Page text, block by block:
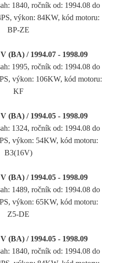
1840, ročník od: 1994.08 do
výkon: 84KW, kód motoru:
BP-ZE
(BA) / 1994.07 - 1998.09
1995, ročník od: 1994.08 do
výkon: 106KW, kód motoru:
KF
(BA) / 1994.05 - 1998.09
1324, ročník od: 1994.08 do
výkon: 54KW, kód motoru:
B3(16V)
(BA) / 1994.05 - 1998.09
1489, ročník od: 1994.08 do
výkon: 65KW, kód motoru:
Z5-DE
(BA) / 1994.05 - 1998.09
1840, ročník od: 1994.08 do